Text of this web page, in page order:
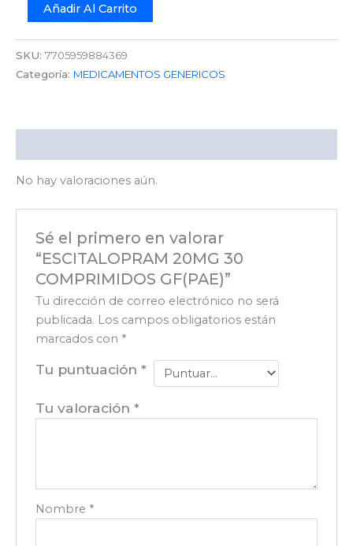
Añadir Al Carrito
SKU: 7705959884369
Categoría: MEDICAMENTOS GENERICOS
No hay valoraciones aún.
Sé el primero en valorar
“ESCITALOPRAM 20MG 30
COMPRIMIDOS GF(PAE)”
Tu dirección de correo electrónico no será
publicada. Los campos obligatorios están
marcados con *
Tu puntuación*
Tu valoración*
Nombre *